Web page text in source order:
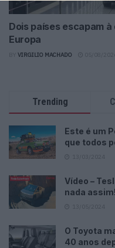
Dois países escapam
Europa
VIRGILIO MACHADO
Trending
Este é um
que todos
Vídeo –
nada assim!
O Toyota
40 anos